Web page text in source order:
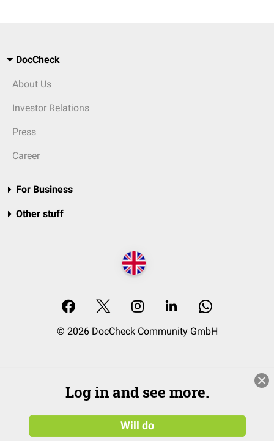
DocCheck
About Us
Investor Relations
Press
Career
For Business
Other stuff
© 2026 DocCheck Community GmbH
Log in and see more.
Will do